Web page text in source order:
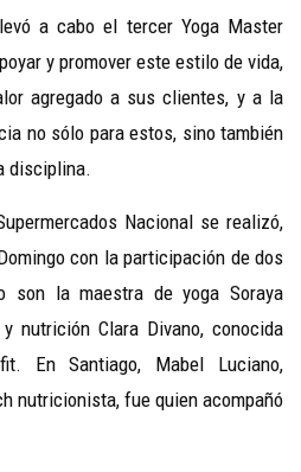
a cabo el tercer Yoga Master
y promover este estilo de vida,
agregado a sus clientes, y a la
no sólo para estos, sino también
disciplina.
Nacional se realizó,
con la participación de dos
son la maestra de yoga Soraya
nutrición Clara Divano, conocida
En Santiago, Mabel Luciano,
nutricionista, fue quien acompañó